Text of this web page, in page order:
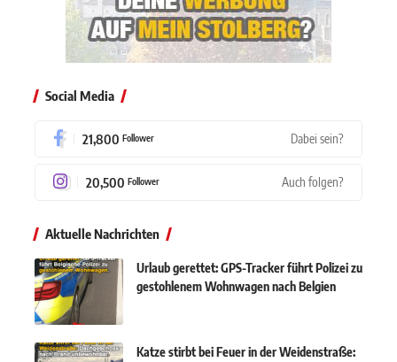
Social Media
21,800 Follower Dabei sein?
20,500 Follower Auch folgen?
Aktuelle Nachrichten
Urlaub gerettet: GPS-Tracker führt Polizei zu
gestohlenem Wohnwagen nach Belgien
Katze stirbt bei Feuer in der Weidenstraße: